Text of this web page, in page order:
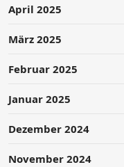
April 2025
März 2025
Februar 2025
Januar 2025
Dezember 2024
November 2024